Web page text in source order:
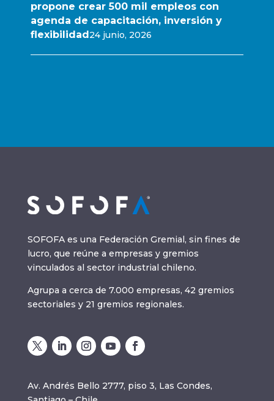
propone crear 500 mil empleos con
agenda de capacitación, inversión y
flexibilidad24 junio, 2026
SOFOFA es una Federación Gremial, sin fines de
lucro, que reúne a empresas y gremios
vinculados al sector industrial chileno.
Agrupa a cerca de 7.000 empresas, 42 gremios
sectoriales y 21 gremios regionales.
Av. Andrés Bello 2777, piso 3, Las Condes,